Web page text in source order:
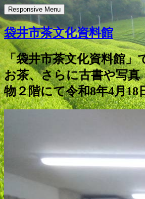
Responsive Menu
袋井市茶文化資料館
「袋井市茶文化資料館」
お茶、さらに古書や写真
物２階にて令和8年4月